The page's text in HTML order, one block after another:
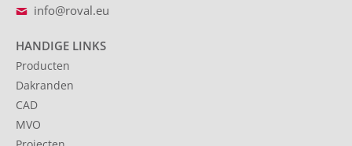
info@roval.eu
HANDIGE LINKS
Producten
Dakranden
CAD
MVO